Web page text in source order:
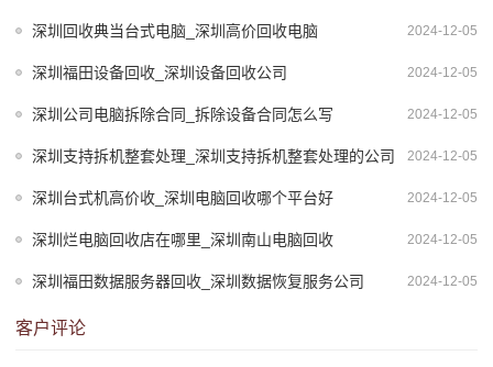
2024-12-05
深圳回收典当台式电脑_深圳高价回收电脑
2024-12-05
深圳福田设备回收_深圳设备回收公司
2024-12-05
深圳公司电脑拆除合同_拆除设备合同怎么写
2024-12-05
深圳支持拆机整套处理_深圳支持拆机整套处理的公司
2024-12-05
深圳台式机高价收_深圳电脑回收哪个平台好
2024-12-05
深圳烂电脑回收店在哪里_深圳南山电脑回收
2024-12-05
深圳福田数据服务器回收_深圳数据恢复服务公司
客户评论